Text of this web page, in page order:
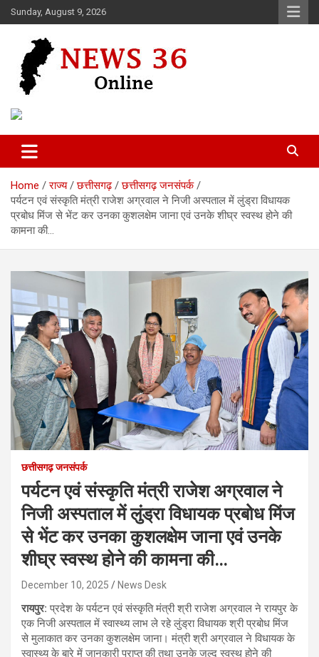
Skip
to
Sunday, August 9, 2026
News 36
Home राज्य छत्तीसगढ़
छत्तीसगढ़ जनसंपर्क
पर्यटन एवं संस्कृति मंत्री राजेश अग्रवाल ने निजी अस्पताल में लुंड्रा विधायक
प्रबोध मिंज से भेंट कर उनका कुशलक्षेम जाना एवं उनके शीघ्र स्वस्थ होने की
कामना की…
छत्तीसगढ़ जनसंपर्क
पर्यटन एवं संस्कृति मंत्री राजेश अग्रवाल ने
निजी अस्पताल में लुंड्रा विधायक प्रबोध मिंज
से भेंट कर उनका कुशलक्षेम जाना एवं उनके
शीघ्र स्वस्थ होने की कामना की…
December 10, 2025 News Desk
रायपुर:प्रदेश के पर्यटन एवं संस्कृति मंत्री श्री राजेश अग्रवाल ने रायपुर के
एक निजी अस्पताल में स्वास्थ्य लाभ ले रहे लुंड्रा विधायक श्री प्रबोध मिंज
से मुलाकात कर उनका कुशलक्षेम जाना। मंत्री श्री अग्रवाल ने विधायक के
स्वास्थ्य के बारे में जानकारी प्राप्त की तथा उनके जल्द स्वस्थ होने की